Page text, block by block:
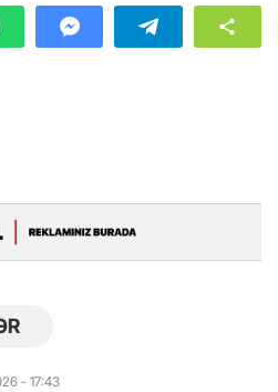
- 17:43